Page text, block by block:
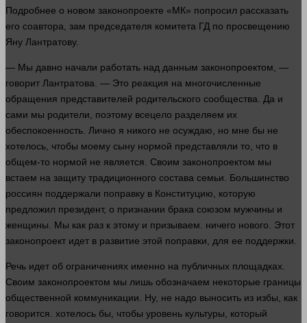
Подробнее о новом законопроекте «МК» попросил рассказать
его соавтора, зам председателя комитета ГД по просвещению
Яну Лантратову.
— Мы давно начали работать над данным законопроектом, —
говорит Лантратова. — Это реакция на многочисленные
обращения представителей родительского сообщества. Да и
сами мы родители, поэтому всецело разделяем их
обеспокоенность. Лично я никого не осуждаю, но мне бы не
хотелось , чтобы моему сыну нормой представляли то, что в
общем-то нормой не является. Своим законопроектом мы
встаем на защиту традиционного состава семьи. Большинство
россиян поддержали поправку в Конституцию, которую
предложил президент, о признании брака союзом мужчины и
женщины. Мы как раз к этому и призываем. ничего нового. Этот
законопроект идет в развитие этой поправки, для ее поддержки.
Речь идет об ограничениях именно на публичных площадках.
Своим законопроектом мы лишь обозначаем некоторые границы
общественной коммуникации. Ну, не надо выносить из избы, как
говорится. хотелось бы, чтобы уровень культуры, который